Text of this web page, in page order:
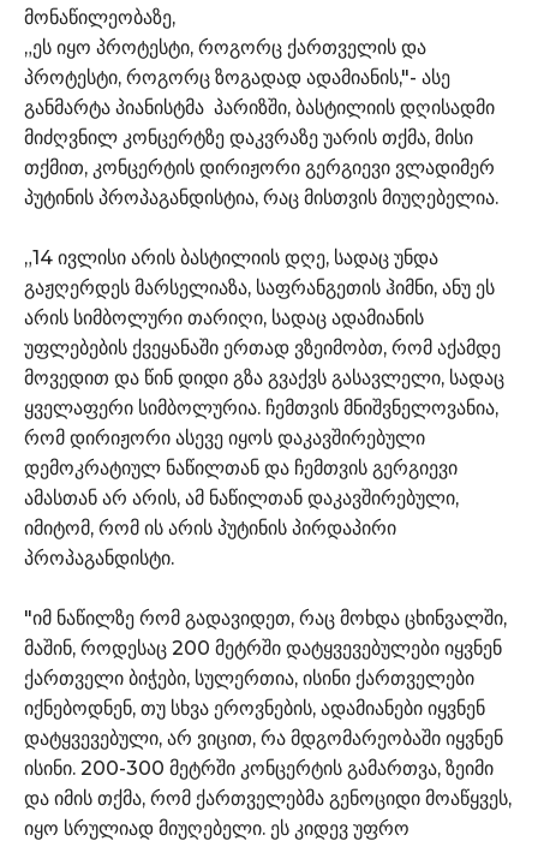
მონაწილეობაზე,
„ეს იყო პროტესტი, როგორც ქართველის და
პროტესტი, როგორც ზოგადად ადამიანის,"- ასე
განმარტა პიანისტმა პარიზში, ბასტილიის დღისადმი
მიძღვნილ კონცერტზე დაკვრაზე უარის თქმა, მისი
თქმით, კონცერტის დირიჟორი გერგიევი ვლადიმერ
პუტინის პროპაგანდისტია, რაც მისთვის მიუღებელია.
„14 ივლისი არის ბასტილიის დღე, სადაც უნდა
გაჟღერდეს მარსელიაზა, საფრანგეთის ჰიმნი, ანუ ეს
არის სიმბოლური თარიღი, სადაც ადამიანის
უფლებების ქვეყანაში ერთად ვზეიმობთ, რომ აქამდე
მოვედით და წინ დიდი გზა გვაქვს გასავლელი, სადაც
ყველაფერი სიმბოლურია. ჩემთვის მნიშვნელოვანია,
რომ დირიჟორი ასევე იყოს დაკავშირებული
დემოკრატიულ ნაწილთან და ჩემთვის გერგიევი
ამასთან არ არის, ამ ნაწილთან დაკავშირებული,
იმიტომ, რომ ის არის პუტინის პირდაპირი
პროპაგანდისტი.
"იმ ნაწილზე რომ გადავიდეთ, რაც მოხდა ცხინვალში,
მაშინ, როდესაც 200 მეტრში დატყვევებულები იყვნენ
ქართველი ბიჭები, სულერთია, ისინი ქართველები
იქნებოდნენ, თუ სხვა ეროვნების, ადამიანები იყვნენ
დატყვევებული, არ ვიცით, რა მდგომარეობაში იყვნენ
ისინი. 200-300 მეტრში კონცერტის გამართვა, ზეიმი
და იმის თქმა, რომ ქართველებმა გენოციდი მოაწყვეს,
იყო სრულიად მიუღებელი. ეს კიდევ უფრო